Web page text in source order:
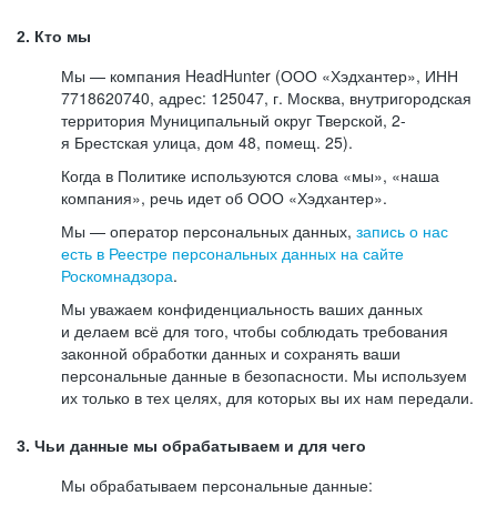
2. Кто мы
Мы — компания HeadHunter (ООО «Хэдхантер», ИНН
7718620740, адрес: 125047, г. Москва, внутригородская
территория Муниципальный округ Тверской, 2-
я Брестская улица, дом 48, помещ. 25).
Когда в Политике используются слова «мы», «наша
компания», речь идет об ООО «Хэдхантер».
Мы — оператор персональных данных, запись о нас
есть в Реестре персональных данных на сайте
Роскомнадзора.
Мы уважаем конфиденциальность ваших данных
и делаем всё для того, чтобы соблюдать требования
законной обработки данных и сохранять ваши
персональные данные в безопасности. Мы используем
их только в тех целях, для которых вы их нам передали.
3. Чьи данные мы обрабатываем и для чего
Мы обрабатываем персональные данные: